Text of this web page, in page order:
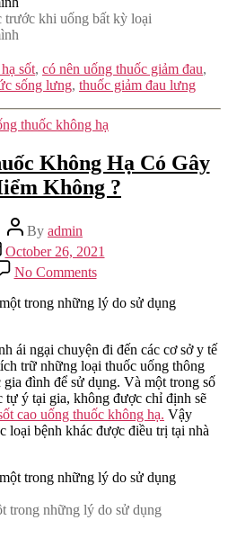
trước khi uống bất kỳ loại
sốt, có nên uống thuốc giảm đau,
sống lưng, thuốc giảm đau lưng
Categories
thuốc không hạ
Không Hạ Có Gây
Không ?
Post
author
By admin
October 26, 2021
No Commentson
Sốt
Cao
Uống
Không
Hạ
Có
Gây
Nguy
Hiểm
ái ngại chuyện đi đến các cơ sở y tế
trữ những loại thuốc uống thông
đình để sử dụng. Và một trong số
tự ý tại gia, không được chỉ định sẽ
cao uống thuốc không hạ. Vậy
loại bệnh khác được điều trị tại nhà
trong những lý do sử dụng